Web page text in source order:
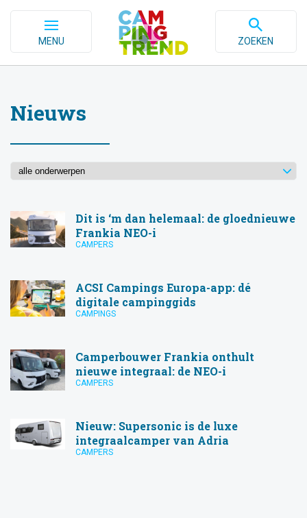
MENU ZOEKEN
Nieuws
Dit is ‘m dan helemaal: de gloednieuwe
Frankia NEO-i
CAMPERS
ACSI Campings Europa-app: dé
digitale campinggids
CAMPINGS
Camperbouwer Frankia onthult
nieuwe integraal: de NEO-i
CAMPERS
Nieuw: Supersonic is de luxe
integraalcamper van Adria
CAMPERS